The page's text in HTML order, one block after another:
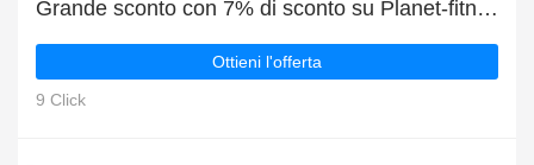
Grande sconto con 7% di sconto su Planet-fitness
Ottieni l'offerta
9 Click